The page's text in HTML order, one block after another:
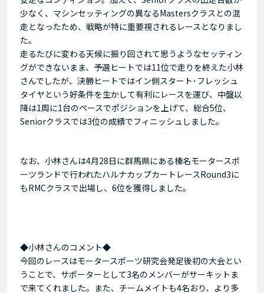
少なく、マシンセッティングの異なるMastersクラスとの混
走となったため、戦略が特に重要視されるレースとなりまし
た。
走るたびに変わる天候に振り回されて思うようなセッティン
グができないまま、予選ヒートでは11位で走りを終えた小林
さんでしたが、決勝ヒートではイン側スタート･フレッシュ
タイヤという好条件を生かして有利にレースを運び、中盤以
降は1周に1台のペースでポジションを上げて、総合5位、
Seniorクラスでは3位の成績でフィニッシュしました。
なお、小林さんは4月28日に群馬県にある榛名モータースポ
ーツランドで行われたハルナカップカートレースRound3に
もRMCクラスで出場し、6位を獲得しました。
◆小林さんのコメント◆
今回のレースはモータースポーツ研究会発足後初の大会とい
うことで、サポーターとして3名のメンバーがサーキットま
で来てくれました。また、チームメイトも4名おり、より多